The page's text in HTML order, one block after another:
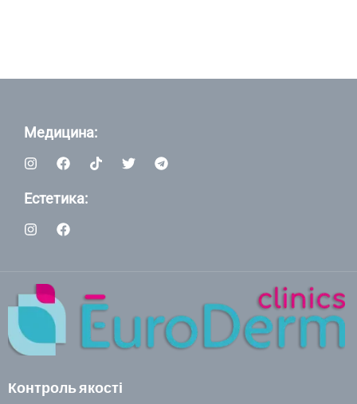
Медицина:
Естетика:
Контроль якості